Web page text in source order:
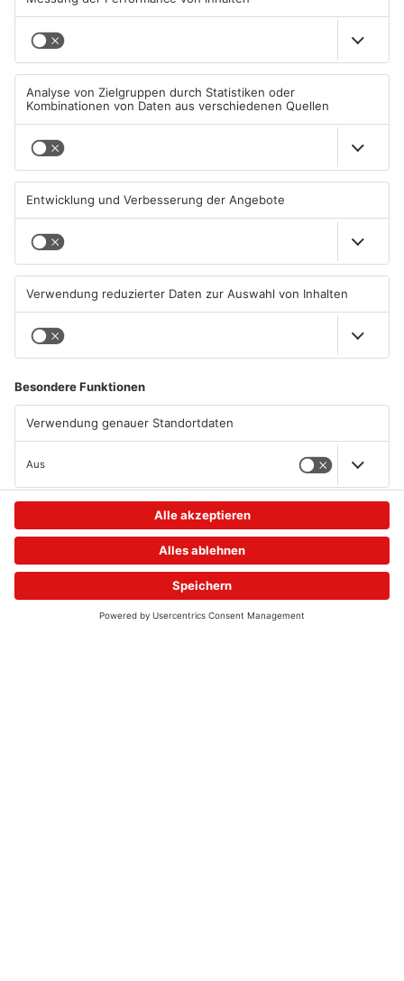
Schwimmbäder im
erhebliche Mängel auf
06.08.2026, 06:37 UHR IN
PRIMAVERALAND
06.08.2026, 06:34 UHR IN
PRIMAVERALAND